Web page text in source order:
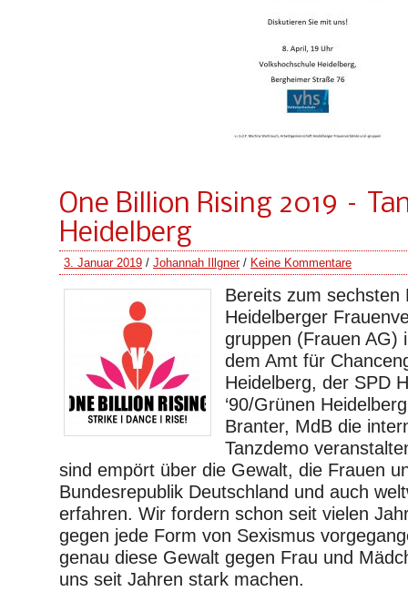
One Billion Rising 2019 –
Heidelberg
3. Januar 2019 / Johannah Illgner/ Keine Kommentare
Bereits zum sechsten
Heidelberger
gruppen (Frauen AG)
dem Amt für
Heidelberg, der SPD
‘90/Grünen
Branter, MdB die
Tanzdemo
sind empört über die Gewalt, die Frauen
Bundesrepublik Deutschland und auch
erfahren. Wir fordern schon seit vielen
gegen jede Form von Sexismus
genau diese Gewalt gegen Frau und
uns seit Jahren stark machen.